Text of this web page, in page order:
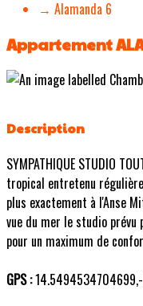
→ Alamanda 6
Appartement
Description
SYMPATHIQUE STUDIO
tropical entretenu
plus exactement à l'Anse
vue du mer le studio prévu
pour un maximum de
GPS :